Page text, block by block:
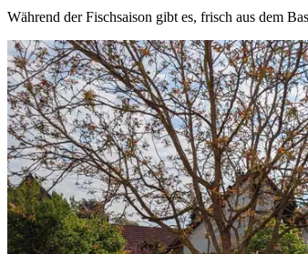
Während der Fischsaison gibt es, frisch aus dem